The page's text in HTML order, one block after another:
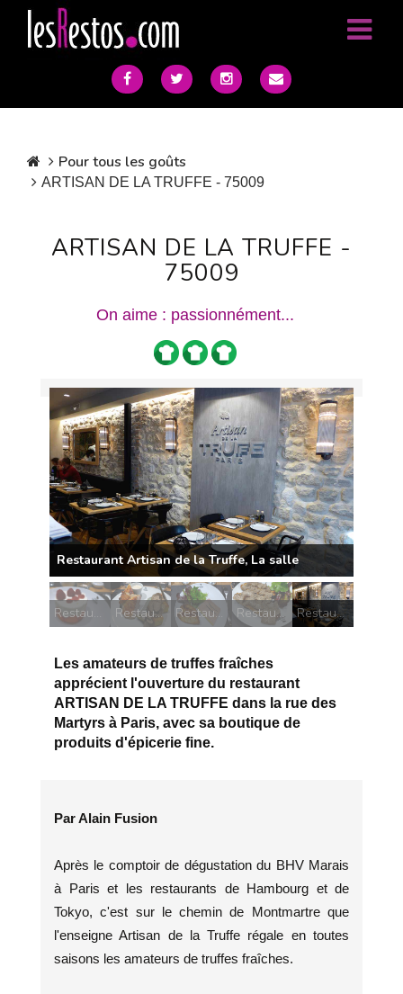
Pour tous les goûts
ARTISAN DE LA TRUFFE - 75009
ARTISAN DE LA TRUFFE -
75009
On aime : passionnément...
Restaurant Artisan de la Truffe, La salle
Restaurant Artisan de la Truffe, Tartine Croque en sel
Restaurant Artisan de la Truffe, Assiette de foie gras truffé d'oie
Restaurant Artisan de la Truffe, Suprême de volaille sauce poulette
Restaurant Artisan de la Truffe, La Pavlova
Les amateurs de truffes fraîches
apprécient l'ouverture du restaurant
ARTISAN DE LA TRUFFE dans la rue des
Martyrs à Paris, avec sa boutique de
produits d'épicerie fine.
Par Alain Fusion
Après le comptoir de dégustation du BHV Marais
à Paris et les restaurants de Hambourg et de
Tokyo, c'est sur le chemin de Montmartre que
l'enseigne Artisan de la Truffe régale en toutes
saisons les amateurs de truffes fraîches.